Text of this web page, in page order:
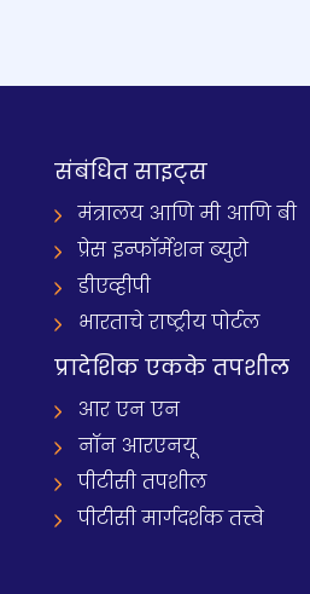
संबंधित साइट्स
मंत्रालय आणि मी आणि बी
प्रेस इन्फॉर्मेशन ब्युरो
डीएव्हीपी
भारताचे राष्ट्रीय पोर्टल
प्रादेशिक एकके तपशील
आर एन एन
नॉन आरएनयू
पीटीसी तपशील
पीटीसी मार्गदर्शक तत्त्वे